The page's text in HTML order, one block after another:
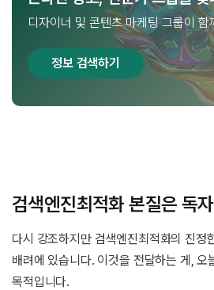
디자이너 및 콘텐츠 마케팅 그룹이 함
정보 검색하기
검색엔진최적화 본질은 독
다시 강조하지만 검색엔진최적화의 진정
배려에 있습니다. 이것을 전달하는 게, 오
목적입니다.